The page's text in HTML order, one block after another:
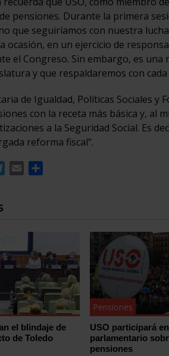
pensiones. Durante la primera
que seguiríamos con nuestra
ocasión, en un ejercicio de
el Congreso. Sin embargo, es
y que respaldaremos con
de Igualdad, Políticas Sociales y
con la receta más básica y, al
a la Seguridad Social. Es
reforma fiscal”.
Telegram
Email
el blindaje de
de Toledo
Pensiones
USO participará
parlamentario
pensiones